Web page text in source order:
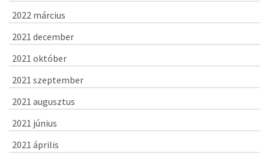
2022 március
2021 december
2021 október
2021 szeptember
2021 augusztus
2021 június
2021 április